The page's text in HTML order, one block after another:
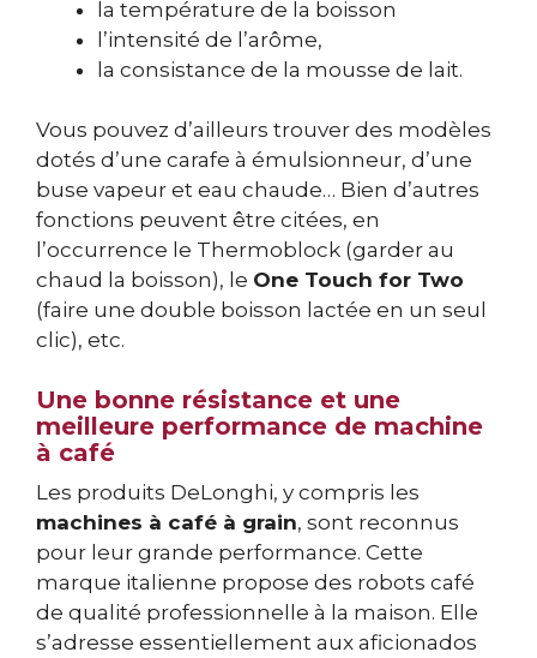
la température de la boisson
l’intensité de l’arôme,
la consistance de la mousse de lait.
Vous pouvez d’ailleurs trouver des modèles
dotés d’une carafe à émulsionneur, d’une
buse vapeur et eau chaude… Bien d’autres
fonctions peuvent être citées, en
l’occurrence le Thermoblock (garder au
chaud la boisson), le One Touch for Two
(faire une double boisson lactée en un seul
clic), etc.
Une bonne résistance et une
meilleure performance de machine
à café
Les produits DeLonghi, y compris les
machines à café à grain, sont reconnus
pour leur grande performance. Cette
marque italienne propose des robots café
de qualité professionnelle à la maison. Elle
s’adresse essentiellement aux aficionados